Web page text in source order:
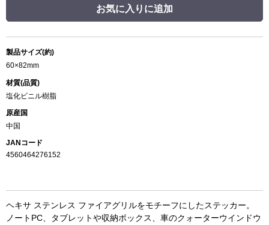
お気に入りに追加
製品サイズ(約)
60×82mm
材質(品質)
塩化ビニル樹脂
原産国
中国
JANコード
4560464276152
ヘキサ ステンレス ファイアグリルをモチーフにしたステッカー。
ノートPC、タブレットや収納ボックス、車のクォーターウインドウ